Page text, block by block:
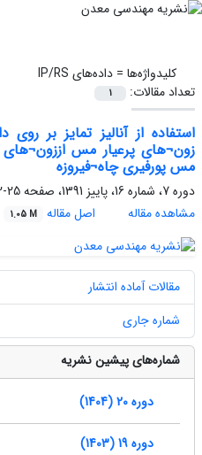
کلیدواژه‌ها =داده‌های IP/RS
تعداد مقالات:
1
زون¬های پرعیار مس اززون¬های
مس پورفیری چاه¬فیروزه
دوره 7، شماره 16، پاییز 1391، صفحه
25-32
مشاهده مقاله
اصل مقاله 1.05 M
مقالات آماده انتشار
شماره جاری
شماره‌های پیشین نشریه
دوره 20 (1404)
دوره 19 (1403)